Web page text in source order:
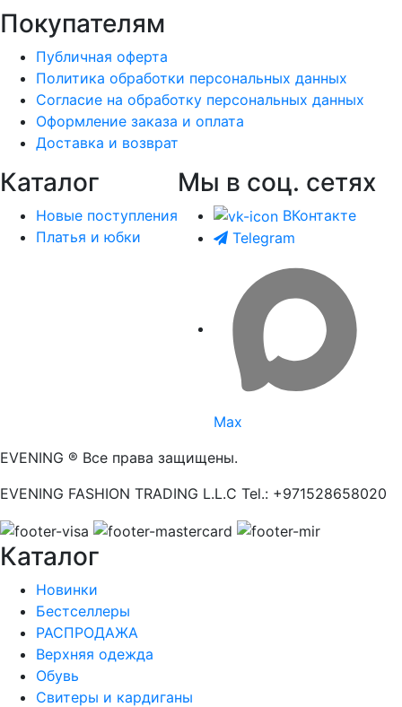
Покупателям
Публичная оферта
Политика обработки персональных данных
Согласие на обработку персональных данных
Оформление заказа и оплата
Доставка и возврат
Каталог
Новые поступления
Платья и юбки
Мы в соц. сетях
ВКонтакте
Telegram
Max
EVENING ® Все права защищены.
EVENING FASHION TRADING L.L.C Tel.: +971528658020
Каталог
Новинки
Бестселлеры
РАСПРОДАЖА
Верхняя одежда
Обувь
Свитеры и кардиганы